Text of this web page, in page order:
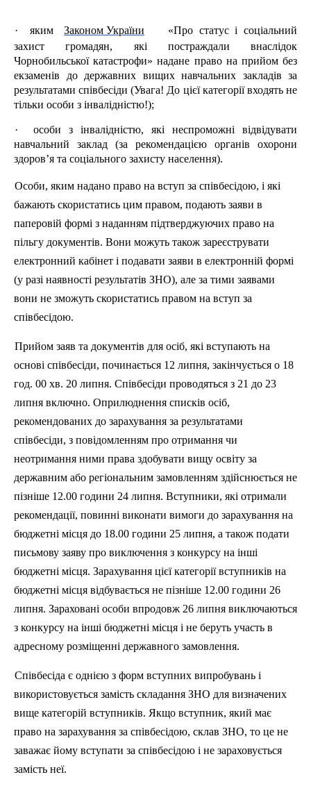
· яким Законом України
«Про статус і соціальний
захист громадян, які постраждали внаслідок
Чорнобильської катастрофи» надане право на прийом без
екзаменів до державних вищих навчальних закладів за
результатами співбесіди (Увага! До цієї категорії входять не
тільки особи з інвалідністю!);
·
особи з інвалідністю, які неспроможні відвідувати
навчальний заклад (за рекомендацією органів охорони
здоров’я та соціального захисту населення).
Особи, яким надано право на вступ за співбесідою, і які
бажають скористатись цим правом, подають заяви в
паперовій формі з наданням підтверджуючих право на
пільгу документів. Вони можуть також зареєструвати
електронний кабінет і подавати заяви в електронній формі
(у разі наявності результатів ЗНО), але за тими заявами
вони не зможуть скористатись правом на вступ за
співбесідою.
Прийом заяв та документів для осіб, які вступають на
основі співбесіди, починається 12 липня, закінчується о 18
год. 00 хв. 20 липня. Співбесіди проводяться з 21 до 23
липня включно. Оприлюднення списків осіб,
рекомендованих до зарахування за результатами
співбесіди, з повідомленням про отримання чи
неотримання ними права здобувати вищу освіту за
державним або регіональним замовленням здійснюється не
пізніше 12.00 години 24 липня. Вступники, які отримали
рекомендації, повинні виконати вимоги до зарахування на
бюджетні місця до 18.00 години 25 липня, а також подати
письмову заяву про виключення з конкурсу на інші
бюджетні місця. Зарахування цієї категорії вступників на
бюджетні місця відбувається не пізніше 12.00 години 26
липня. Зараховані особи впродовж 26 липня виключаються
з конкурсу на інші бюджетні місця і не беруть участь в
адресному розміщенні державного замовлення.
Співбесіда є однією з форм вступних випробувань і
використовується замість складання ЗНО для визначених
вище категорій вступників. Якщо вступник, який має
право на зарахування за співбесідою, склав ЗНО, то це не
заважає йому вступати за співбесідою і не зараховується
замість неї.